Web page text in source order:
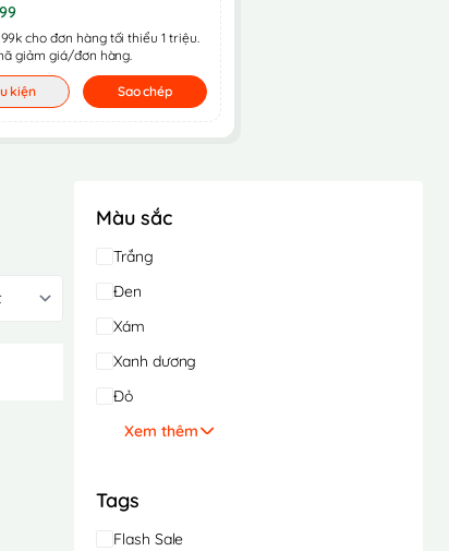
cho đơn hàng tối thiểu 1 triệu.
giảm giá/đơn hàng.
kiện Sao chép
Màu sắc
Trắng
Đen
Xám
Xanh dương
Đỏ
Xem thêm
Tags
Flash Sale